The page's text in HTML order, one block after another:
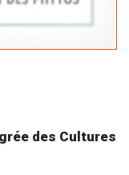
des Cultures